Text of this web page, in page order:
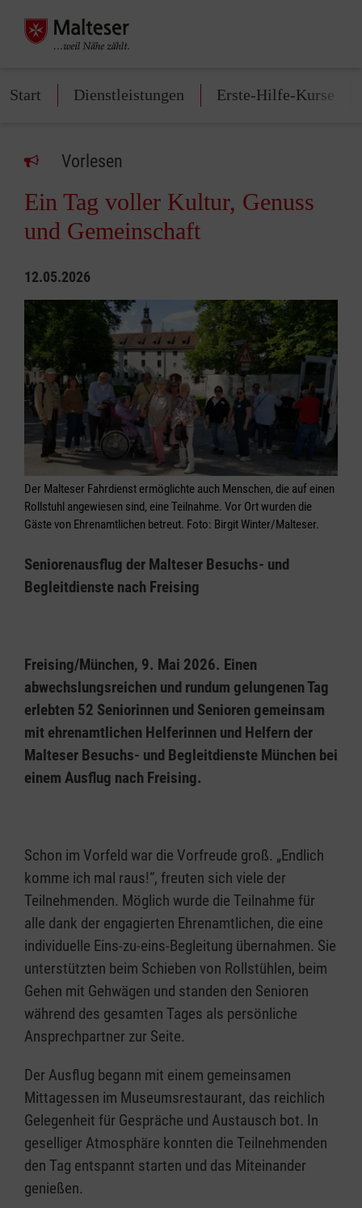
Start Dienstleistungen Erste-Hilfe-Kurse
Vorlesen
Ein Tag voller Kultur, Genuss
und Gemeinschaft
12.05.2026
Der Malteser Fahrdienst ermöglichte auch Menschen, die auf einen
Rollstuhl angewiesen sind, eine Teilnahme. Vor Ort wurden die
Gäste von Ehrenamtlichen betreut. Foto: Birgit Winter/Malteser.
Seniorenausflug der Malteser Besuchs- und
Begleitdienste nach Freising
Freising/München, 9. Mai 2026. Einen
abwechslungsreichen und rundum gelungenen Tag
erlebten 52 Seniorinnen und Senioren gemeinsam
mit ehrenamtlichen Helferinnen und Helfern der
Malteser Besuchs- und Begleitdienste München bei
einem Ausflug nach Freising.
Schon im Vorfeld war die Vorfreude groß. „Endlich
komme ich mal raus!“, freuten sich viele der
Teilnehmenden. Möglich wurde die Teilnahme für
alle dank der engagierten Ehrenamtlichen, die eine
individuelle Eins-zu-eins-Begleitung übernahmen. Sie
unterstützten beim Schieben von Rollstühlen, beim
Gehen mit Gehwägen und standen den Senioren
während des gesamten Tages als persönliche
Ansprechpartner zur Seite.
Der Ausflug begann mit einem gemeinsamen
Mittagessen im Museumsrestaurant, das reichlich
Gelegenheit für Gespräche und Austausch bot. In
geselliger Atmosphäre konnten die Teilnehmenden
den Tag entspannt starten und das Miteinander
genießen.